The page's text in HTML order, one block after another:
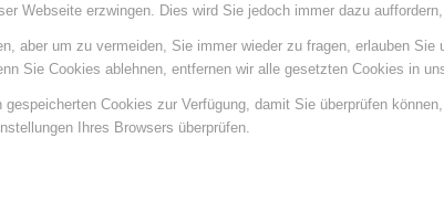
Webseite erzwingen. Dies wird Sie jedoch immer dazu
aber um zu vermeiden, Sie immer wieder zu fragen, erlauben
Sie Cookies ablehnen, entfernen wir alle gesetzten Cookies in
Cookies zur Verfügung, damit Sie überprüfen
Ihres Browsers überprüfen.